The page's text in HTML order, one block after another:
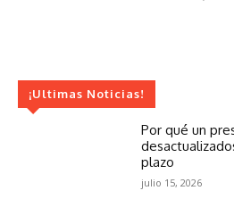
¡Ultimas Noticias!
Por qué un
plazo
julio 15, 2026